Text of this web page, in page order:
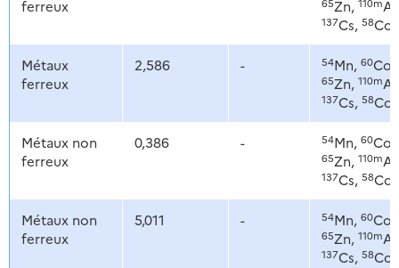
ferreux
Zn,
137Cs, 58Co
Métaux
ferreux
2,586 - 54Mn, 60Co,
65Zn, 110m
137Cs, 58Co
Métaux non
ferreux
0,386 - 54Mn, 60Co,
65Zn, 110m
137Cs, 58Co
Métaux non
ferreux
5,011 - 54Mn, 60Co,
65Zn, 110m
137Cs, 58Co